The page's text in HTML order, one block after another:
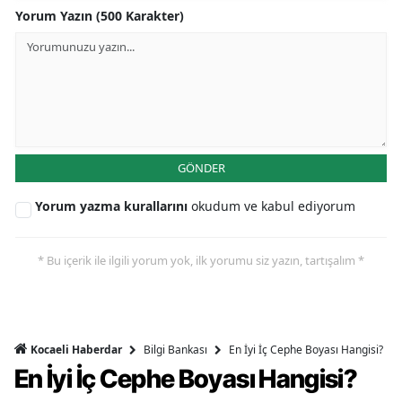
Yorum Yazın (500 Karakter)
GÖNDER
Yorum yazma kurallarını okudum ve kabul ediyorum
* Bu içerik ile ilgili yorum yok, ilk yorumu siz yazın, tartışalım *
Kocaeli Haberdar Bilgi Bankası En İyi İç Cephe Boyası Hangisi?
En İyi İç Cephe Boyası Hangisi?